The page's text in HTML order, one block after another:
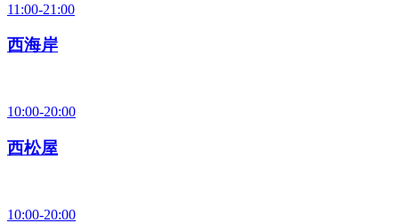
11:00-21:00
西海岸
10:00-20:00
西松屋
10:00-20:00